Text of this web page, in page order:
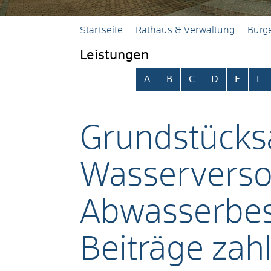
Startseite Rathaus & Verwaltung
Leistungen
Alphabetisches Register
A B C D E F
Beiträge